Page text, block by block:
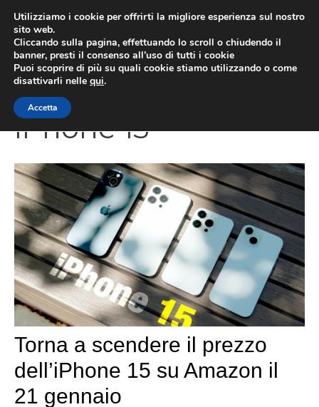
contenuto
iPhone 15
Torna a scendere il prezzo
dell’iPhone 15 su Amazon il
21 gennaio
Utilizziamo i cookie per offrirti la migliore esperienza sul nostro
sito web.
Cliccando sulla pagina, effettuando lo scroll o chiudendo il
banner, presti il consenso all’uso di tutti i cookie
Puoi scoprire di più su quali cookie stiamo utilizzando o come
disattivarli nelle qui.
Accetta